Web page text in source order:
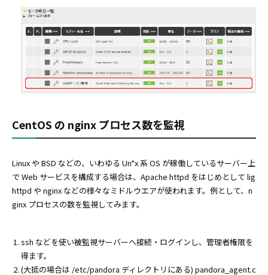
CentOS の nginx プロセス数を監視
Linux や BSD などの、いわゆる Un*x 系 OS が稼働しているサーバー上
で Web サービスを構成する場合は、Apache httpd をはじめとして lig
httpd や nginx などの様々なミドルウエアが使われます。例として、n
ginx プロセスの数を監視してみます。
ssh などを使い被監視サーバーへ接続・ログインし、管理者権限を
得ます。
(大抵の場合は /etc/pandora ディレクトリにある) pandora_agent.c